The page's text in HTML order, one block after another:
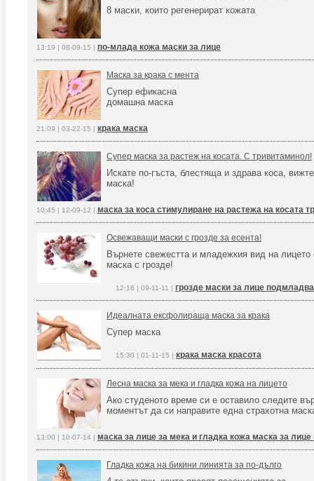
8 маски, които регенерират кожата
13:19 | 08-09-15 | по-млада кожа маски за лице
Маска за крака с мента
Супер ефикасна
домашна маска
21:09 | 03-22-15 | крака маска
Супер маска за растеж на косата. С тривитаминол!
Искате по-гъста, блестяща и здрава коса,
маска!
10:45 | 12-09-12 | маска за коса стимулиране на растежа на косата
Освежаващи маски с грозде за есента!
Върнете свежестта и младежкия вид на лицето
маска с грозде!
12:16 | 09-11-11 | грозде маски за лице
Идеалната ексфолираща маска за крака
Супер маска
15:30 | 01-11-15 | крака маска красота
Лесна маска за мека и гладка кожа на лицето
Ако студеното време си е оставило следите
моментът да си направите една страхотна
13:00 | 10-07-14 | маска за лице за мека и гладка кожа маска за
Гладка кожа на бикини линията за по-дълго